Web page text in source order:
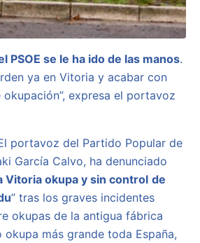
PSOE se le ha ido de las manos.
ya en Vitoria y acabar con
expresa el portavoz
portavoz del Partido Popular de
García Calvo, ha denunciado
Vitoria okupa y sin control de
” tras los graves incidentes
okupas de la antigua fábrica
okupa más grande toda España,